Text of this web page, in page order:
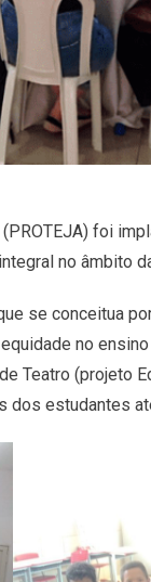
foi
no âmbito
se conceitua
no
Teatro (projeto
dos estudantes